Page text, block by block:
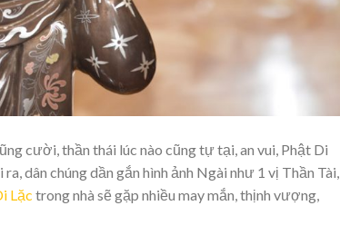
cười, thần thái lúc nào cũng tự tại, an vui, Phật Di
dân chúng dần gắn hình ảnh Ngài như 1 vị Thần Tài,
Lặc trong nhà sẽ gặp nhiều may mắn, thịnh vượng,